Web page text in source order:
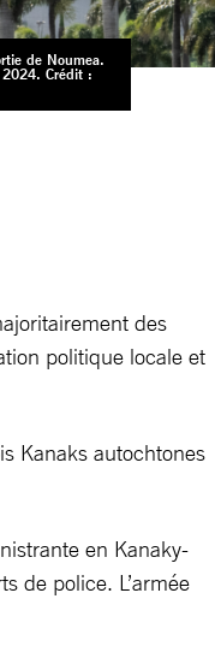
de Noumea.
Crédit :
des
politique locale et
Kanaks autochtones
en Kanaky-
de police. L’armée